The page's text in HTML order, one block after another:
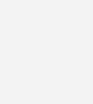
je nach Ort, in